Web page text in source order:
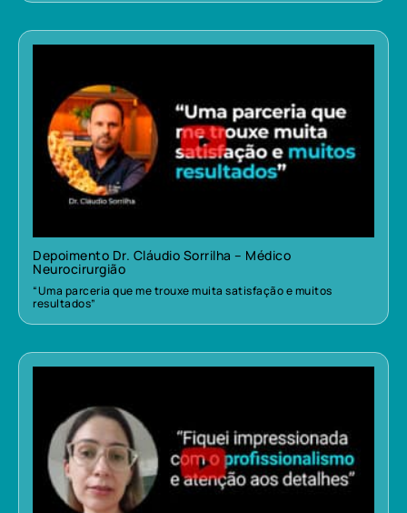
Depoimento Dr. Cláudio Sorrilha – Médico
Neurocirurgião
“Uma parceria que me trouxe muita satisfação e muitos
resultados”